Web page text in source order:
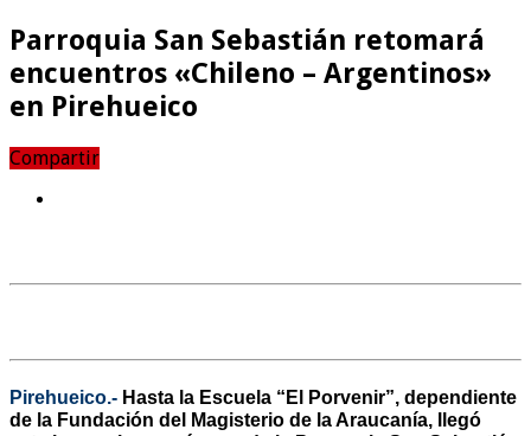
Parroquia San Sebastián retomará
encuentros «Chileno – Argentinos»
en Pirehueico
Compartir
Pirehueico.- Hasta la Escuela “El Porvenir”, dependiente
de la Fundación del Magisterio de la Araucanía, llegó